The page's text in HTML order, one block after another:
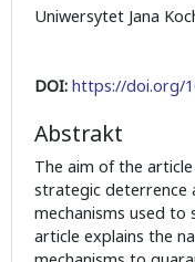
Uniwersytet Jana
DOI: https://doi.org/
Abstrakt
The aim of the
strategic deterrence
mechanisms used to
article explains the